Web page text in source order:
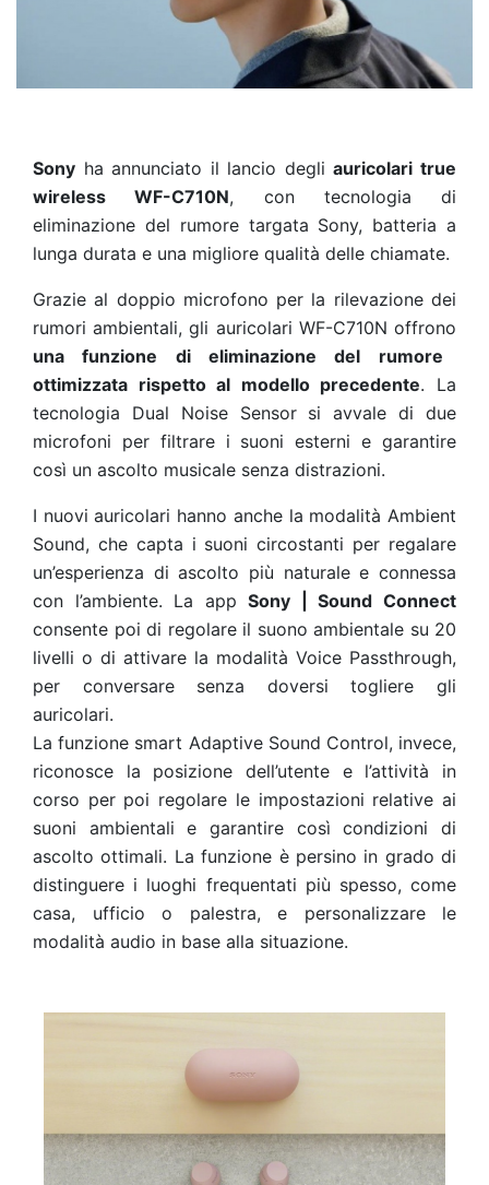
Sony ha annunciato il lancio degli auricolari true
wireless WF-C710N, con tecnologia di
eliminazione del rumore targata Sony, batteria a
lunga durata e una migliore qualità delle chiamate. ​
Grazie al doppio microfono per la rilevazione dei
rumori ambientali, gli auricolari WF-C710N offrono
una funzione di eliminazione del rumore
ottimizzata rispetto al modello precedente. La
tecnologia Dual Noise Sensor si avvale di due
microfoni per filtrare i suoni esterni e garantire
così un ascolto musicale senza distrazioni. ​
I nuovi auricolari hanno anche la modalità Ambient
Sound, che capta i suoni circostanti per regalare
un’esperienza di ascolto più naturale e connessa
con l’ambiente. La appSony | Sound Connect
consente poi di regolare il suono ambientale su 20
livelli o di attivare la modalità Voice Passthrough,
per conversare senza doversi togliere gli
auricolari.
La funzione smart Adaptive Sound Control, invece,
riconosce la posizione dell’utente e l’attività in
corso per poi regolare le impostazioni relative ai
suoni ambientali e garantire così condizioni di
ascolto ottimali. La funzione è persino in grado di
distinguere i luoghi frequentati più spesso, come
casa, ufficio o palestra, e personalizzare le
modalità audio in base alla situazione.